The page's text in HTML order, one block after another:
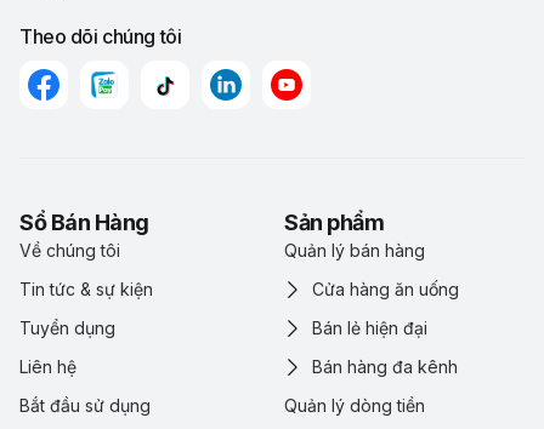
Theo dõi chúng tôi
Sổ Bán Hàng
Về chúng tôi
Tin tức & sự kiện
Tuyển dụng
Liên hệ
Bắt đầu sử dụng
Sản phẩm
Quản lý bán hàng
Cửa hàng ăn uống
Bán lẻ hiện đại
Bán hàng đa kênh
Quản lý dòng tiền